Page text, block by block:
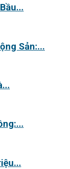
Sản:...